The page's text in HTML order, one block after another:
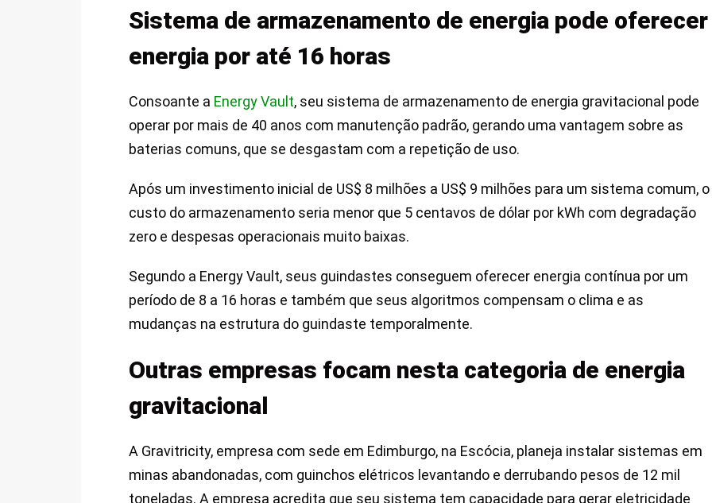
Sistema de armazenamento de energia pode oferecer
energia por até 16 horas
Consoante a Energy Vault, seu sistema de armazenamento de energia gravitacional pode
operar por mais de 40 anos com manutenção padrão, gerando uma vantagem sobre as
baterias comuns, que se desgastam com a repetição de uso.
Após um investimento inicial de US$ 8 milhões a US$ 9 milhões para um sistema comum, o
custo do armazenamento seria menor que 5 centavos de dólar por kWh com degradação
zero e despesas operacionais muito baixas.
Segundo a Energy Vault, seus guindastes conseguem oferecer energia contínua por um
período de 8 a 16 horas e também que seus algoritmos compensam o clima e as
mudanças na estrutura do guindaste temporalmente.
Outras empresas focam nesta categoria de energia
gravitacional
A Gravitricity, empresa com sede em Edimburgo, na Escócia, planeja instalar sistemas em
minas abandonadas, com guinchos elétricos levantando e derrubando pesos de 12 mil
toneladas. A empresa acredita que seu sistema tem capacidade para gerar eletricidade